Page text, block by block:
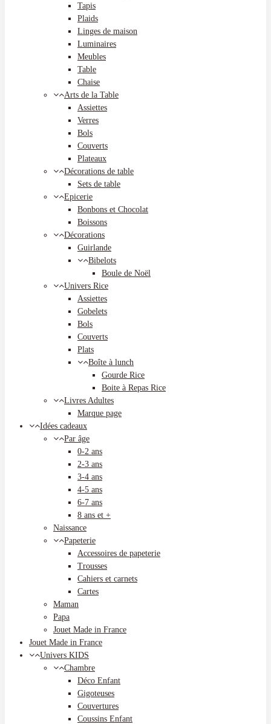
Tapis
Plaids
Linges de maison
Luminaires
Meubles
Table
Chaise
Arts de la Table
Assiettes
Verres
Bols
Couverts
Plateaux
Décorations de table
Sets de table
Epicerie
Bonbons et Chocolat
Boissons
Décorations
Guirlande
Bibelots
Boule de Noël
Univers Rice
Assiettes
Gobelets
Bols
Couverts
Plats
Boîte à lunch
Gourde Rice
Boite à Repas Rice
Livres Adultes
Marque page
Idées cadeaux
Par âge
0-2 ans
2-3 ans
3-4 ans
4-5 ans
6-7 ans
8 ans et +
Naissance
Papeterie
Accessoires de papeterie
Trousses
Cahiers et carnets
Cartes
Maman
Papa
Jouet Made in France
Jouet Made in France
Univers KIDS
Chambre
Déco Enfant
Gigoteuses
Couvertures
Coussins Enfant